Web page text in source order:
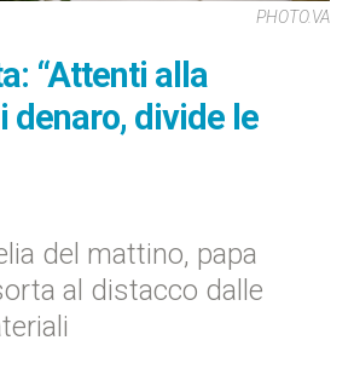
PHOTO.VA
“Attenti alla
denaro, divide le
del mattino, papa
al distacco dalle